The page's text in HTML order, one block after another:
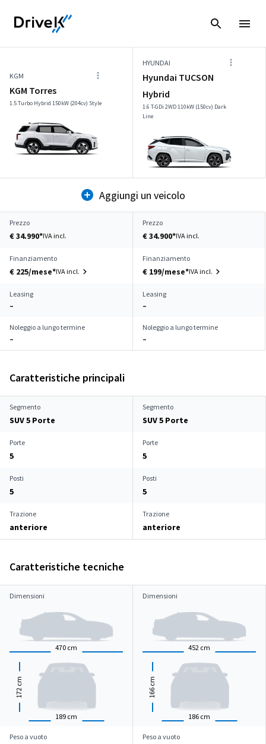
KGM
KGM Torres
1.5 Turbo Hybrid 150kW (204cv) Style
HYUNDAI
Hyundai TUCSON
Hybrid
1.6 T-GDi 2WD 110kW (150cv) Dark
Line
Aggiungi un veicolo
Prezzo
€ 34.990*IVA incl.
Prezzo
€ 34.900*IVA incl.
Finanziamento
€ 225/mese*IVA incl.
Finanziamento
€ 199/mese*IVA incl.
Leasing
–
Leasing
–
Noleggio a lungo termine
–
Noleggio a lungo termine
–
Caratteristiche principali
Segmento
SUV 5 Porte
Segmento
SUV 5 Porte
Porte
5
Porte
5
Posti
5
Posti
5
Trazione
anteriore
Trazione
anteriore
Caratteristiche tecniche
Dimensioni
470 cm
189 cm
172
cm
Dimensioni
452 cm
186 cm
166
cm
Peso a vuoto Peso a vuoto